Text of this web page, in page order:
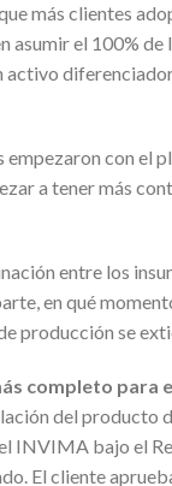
más clientes
el 100%
con el
a tener más
entre los
en qué
producción se
completo para
del producto
INVIMA bajo el
El cliente